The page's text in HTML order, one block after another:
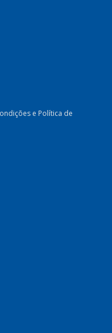
e Política de